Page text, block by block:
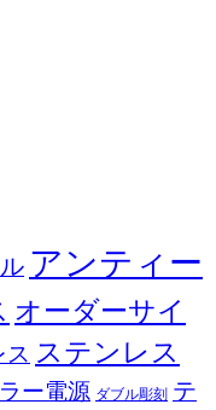
アンティー
オーダーサイ
ス ステンレス
ー電源 ダブル彫刻 テ